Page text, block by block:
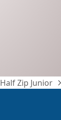
Zip Junior